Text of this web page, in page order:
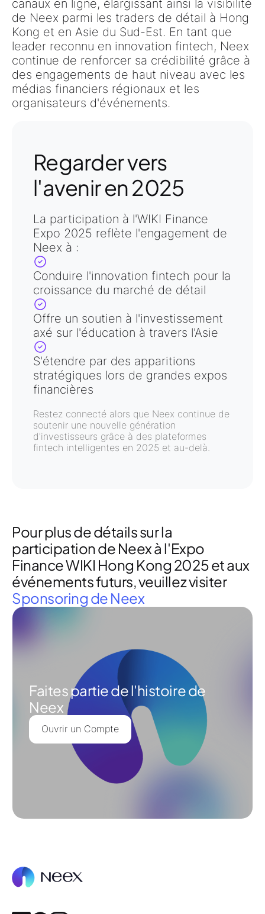
canaux en ligne, élargissant ainsi la visibilité
de Neex parmi les traders de détail à Hong
Kong et en Asie du Sud-Est. En tant que
leader reconnu en innovation fintech, Neex
continue de renforcer sa crédibilité grâce à
des engagements de haut niveau avec les
médias financiers régionaux et les
organisateurs d'événements.
Regarder vers
l'avenir en 2025
La participation à l'WIKI Finance
Expo 2025 reflète l'engagement de
Neex à :
Conduire l'innovation fintech pour la
croissance du marché de détail
Offre un soutien à l'investissement
axé sur l'éducation à travers l'Asie
S'étendre par des apparitions
stratégiques lors de grandes expos
financières
Restez connecté alors que Neex continue de
soutenir une nouvelle génération
d'investisseurs grâce à des plateformes
fintech intelligentes en 2025 et au-delà
Pour plus de détails sur la
participation de Neex à l'Expo
Finance WIKI Hong Kong 2025 et aux
événements futurs, veuillez visiter
Sponsoring de Neex
Faites partie de l'histoire de
Neex
Ouvrir un Compte